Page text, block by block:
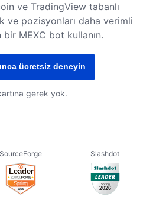
ve TradingView tabanlı
ve pozisyonları daha verimli
MEXC bot kullanın.
ücretsiz deneyin
gerek yok.
SourceForge Slashdot